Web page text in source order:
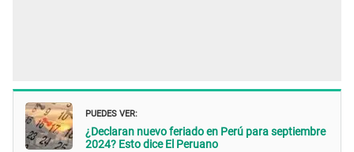
PUEDES VER:
¿Declaran nuevo feriado en Perú para septiembre
2024? Esto dice El Peruano